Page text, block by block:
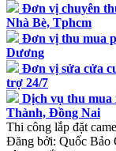
Đơn vị chuyên
Nhà Bè, Tphcm
Đơn vị thu mua
Dương
Đơn vị sửa cửa
trợ 24/7
Dịch vụ thu mua
Thành, Đồng Nai
Thi công lắp đặt
Đăng bởi: Quốc Bảo